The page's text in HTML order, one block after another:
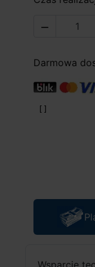

Darmowa